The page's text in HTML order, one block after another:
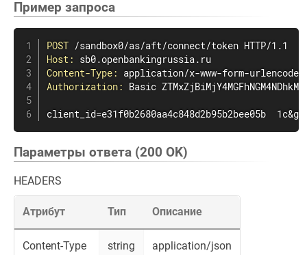
Пример запроса
POST /sandbox0/as/aft/connect/token HTTP/1.1
Host:
Content-Type:
Authorization:
Basic
client_id=e31f0b2680aa4c848d2b95b2bee05b
Параметры ответа (200 OK)
HEADERS
Атрибут Тип Описание
Content-Type string application/json